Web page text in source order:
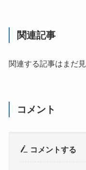
関連記事
関連する記事はまだ
コメント
コメントする